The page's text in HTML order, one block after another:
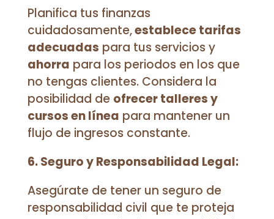
Planifica tus finanzas
cuidadosamente,establece tarifas
adecuadas para tus servicios y
ahorra para los periodos en los que
no tengas clientes. Considera la
posibilidad de ofrecer talleres y
cursos en línea para mantener un
flujo de ingresos constante.
6. Seguro y Responsabilidad Legal:
Asegúrate de tener un seguro de
responsabilidad civil que te proteja